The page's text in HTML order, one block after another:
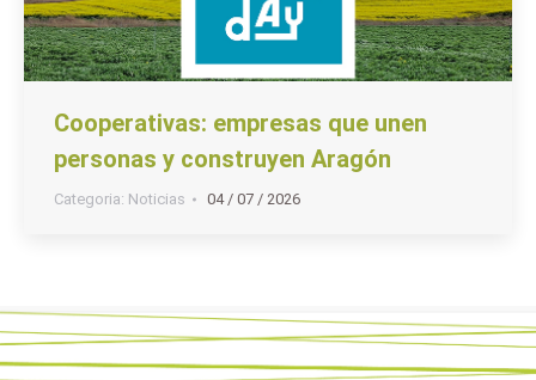
Cooperativas: empresas que unen
personas y construyen Aragón
Categoria: Noticias 04 / 07 / 2026